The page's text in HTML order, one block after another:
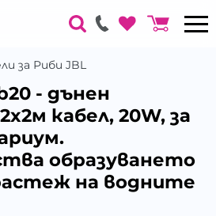
за Риби JBL
- дънен
кабел, 20W, за
образуването
на водните